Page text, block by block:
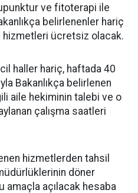
ve fitoterapi ile
belirlenenler hariç
ücretsiz olacak.
haller hariç, haftada 40
Bakanlıkça belirlenen
aile hekiminin talebi ve o
çalışma saatleri
hizmetlerden tahsil
döner
açılacak hesaba